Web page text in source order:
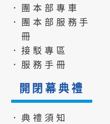
．團本部專車
．團本部服務手
冊
．接駁專區
．服務手冊
開閉幕典禮
．典禮須知